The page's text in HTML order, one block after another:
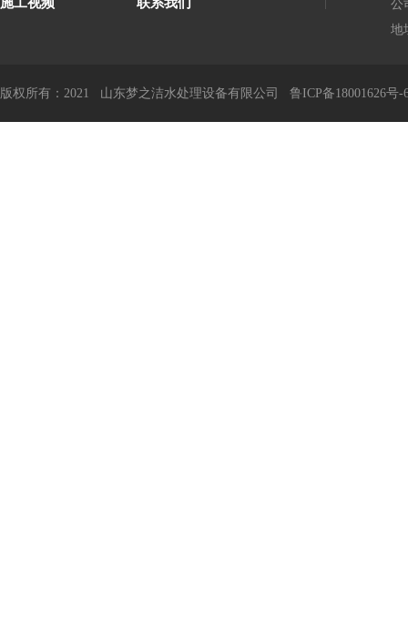
公
地
版权所有：2021 山东梦之洁水处理设备有限公司 鲁ICP备18001626号-